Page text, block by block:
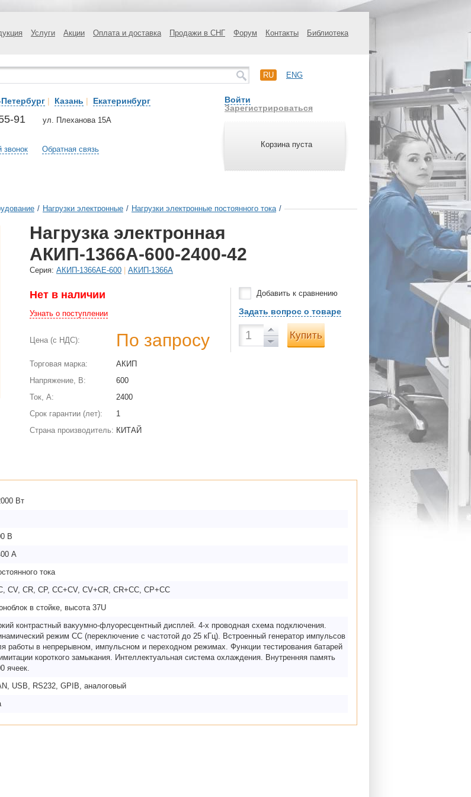
Услуги Акции Оплата и доставка Продажи в СНГ Форум Контакты Библиотека
RU ENG
| Казань | Екатеринбург
91 ул. Плеханова 15А
звонок Обратная связь
Войти
Зарегистрироваться
Корзина пуста
/ Нагрузки электронные / Нагрузки электронные постоянного тока /
Нагрузка электронная
АКИП-1366А-600-2400-42
Cерия: АКИП-1366АЕ-600 АКИП-1366А
Нет в наличии
Узнать о поступлении
Цена (с НДС): По запросу
Торговая марка:
АКИП
Напряжение, В:
600
Ток, А:
2400
Срок гарантии (лет):
1
Страна производитель: КИТАЙ
Добавить к сравнению
Задать вопрос о товаре
Купить
Вт
В
А
тока
CV, CR, CP, CC+CV, CV+CR, CR+CC, CP+CC
в стойке, высота 37U
контрастный вакуумно-флуоресцентный дисплей. 4-х проводная схема подключения.
режим CC (переключение с частотой до 25 кГц). Встроенный генератор импульсов
работы в непрерывном, импульсном и переходном режимах. Функции тестирования батарей
короткого замыкания. Интеллектуальная система охлаждения. Внутренняя память
ячеек.
USB, RS232, GPIB, аналоговый